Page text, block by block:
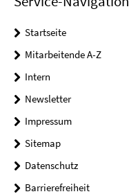
Startseite
Mitarbeitende A-Z
Intern
Newsletter
Impressum
Sitemap
Datenschutz
Barrierefreiheit